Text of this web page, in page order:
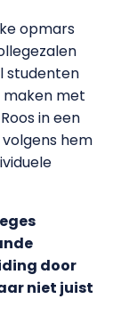
opmars
studenten
maken met
in een
hem
door
niet juist